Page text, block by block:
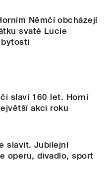
Němčí obcházejí
svaté Lucie
slaví 160 let. Horní
akci roku
slavit. Jubilejní
operu, divadlo, sport